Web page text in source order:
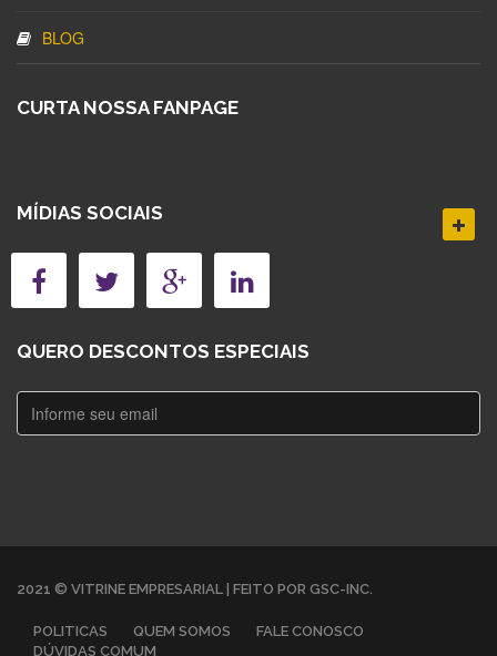
BLOG
CURTA NOSSA FANPAGE
MÍDIAS SOCIAIS
QUERO DESCONTOS ESPECIAIS
2021 © VITRINE EMPRESARIAL | FEITO POR GSC-INC.
POLITICAS QUEM SOMOS
FALE CONOSCO
DÚVIDAS COMUM